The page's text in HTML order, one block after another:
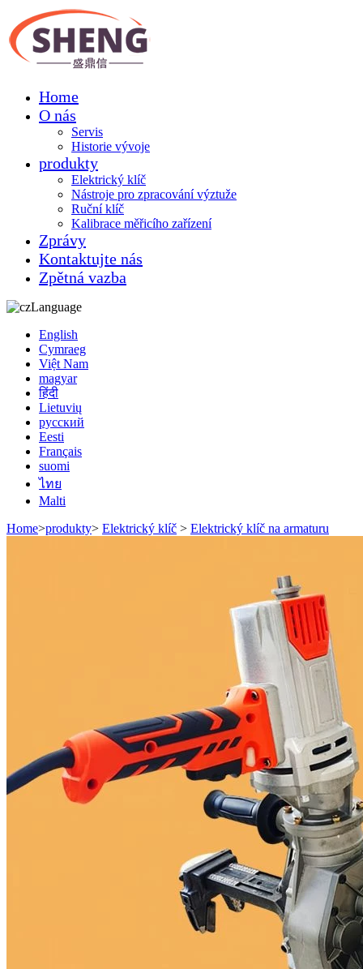
Home
O nás
Servis
Historie vývoje
produkty
Elektrický klíč
Nástroje pro zpracování výztuže
Ruční klíč
Kalibrace měřicího zařízení
Zprávy
Kontaktujte nás
Zpětná vazba
Language
English
Cymraeg
Việt Nam
magyar
हिंदी
Lietuvių
русский
Eesti
Français
suomi
ไทย
Malti
Home>produkty> Elektrický klíč > Elektrický klíč na armaturu